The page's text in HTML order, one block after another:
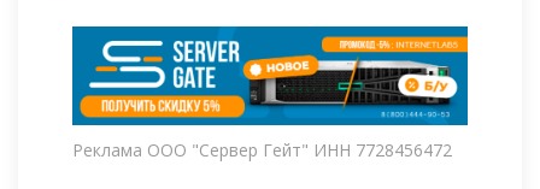
Реклама ООО "Сервер Гейт" ИНН 7728456472